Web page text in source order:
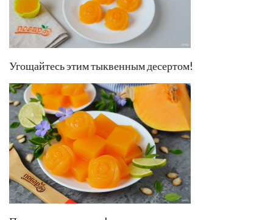
Угощайтесь этим тыквенным десертом!